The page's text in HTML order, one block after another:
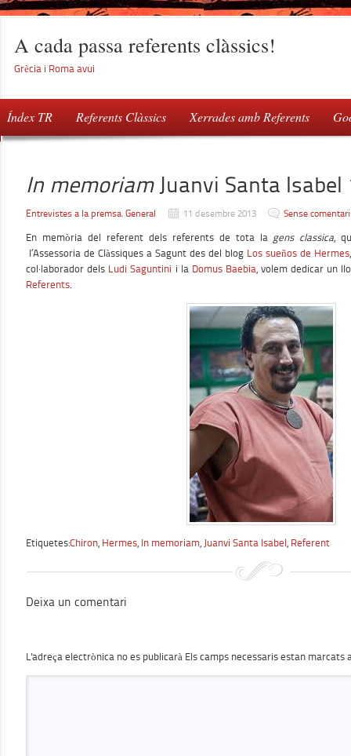
A cada passa referents clàssics!
Grècia i Roma avui
Índex TR Referents Clàssics Xerrades amb Referents
In memoriamJuanvi Santa Isabel
Entrevistes a la premsa, General 11 desembre 2013 Sense
En memòria del referent dels referents de tota la gens classica,
l’Assessoria de Clàssiques a Sagunt des del blog Los sueños de Hermes
col·laborador dels Ludi Saguntini i la Domus Baebia, volem dedicar un
Referents.
Etiquetes:Chiron, Hermes, In memoriam, Juanvi Santa Isabel, Referent
Deixa un comentari
L'adreça electrònica no es publicarà Els camps necessaris estan marcats